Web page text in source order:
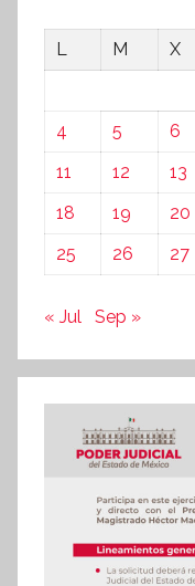
L
M X
4
5 6
11
12 13
18
19 20
25
26 27
« Jul Sep »